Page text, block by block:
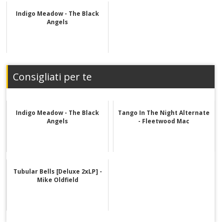
Indigo Meadow - The Black
Angels
Consigliati per te
Indigo Meadow - The Black
Angels
Tango In The Night Alternate
- Fleetwood Mac
Tubular Bells [Deluxe 2xLP] -
Mike Oldfield